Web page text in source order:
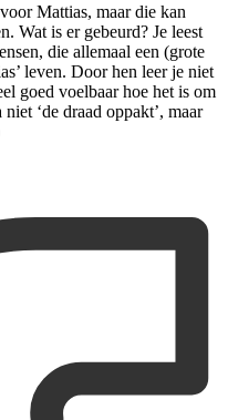
Mattias, maar die kan
Wat is er gebeurd? Je leest
die allemaal een (grote
leven. Door hen leer je niet
goed voelbaar hoe het is om
‘de draad oppakt’, maar